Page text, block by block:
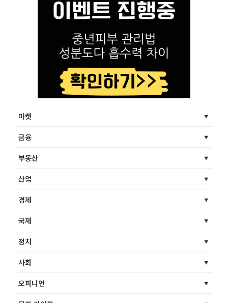
마켓
금융
부동산
산업
경제
국제
정치
사회
오피니언